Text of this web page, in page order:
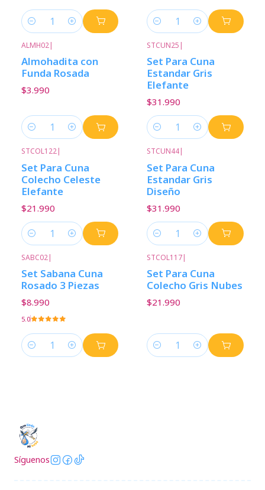
Cantidad Cantidad
ALMH02|
Almohadita con
Funda Rosada
$3.990
Cantidad
STCUN25 |
Set Para Cuna
Estandar Gris
Elefante
$31.990
Cantidad
STCOL122|
Set Para Cuna
Colecho Celeste
Elefante
$21.990
Cantidad
STCUN44|
Set Para Cuna
Estandar Gris
Diseño
$31.990
Cantidad
SABC02|
Set Sabana Cuna
Rosado 3 Piezas
$8.990
5.0
Cantidad
STCOL117|
Set Para Cuna
Colecho Gris Nubes
$21.990
Cantidad
Síguenos